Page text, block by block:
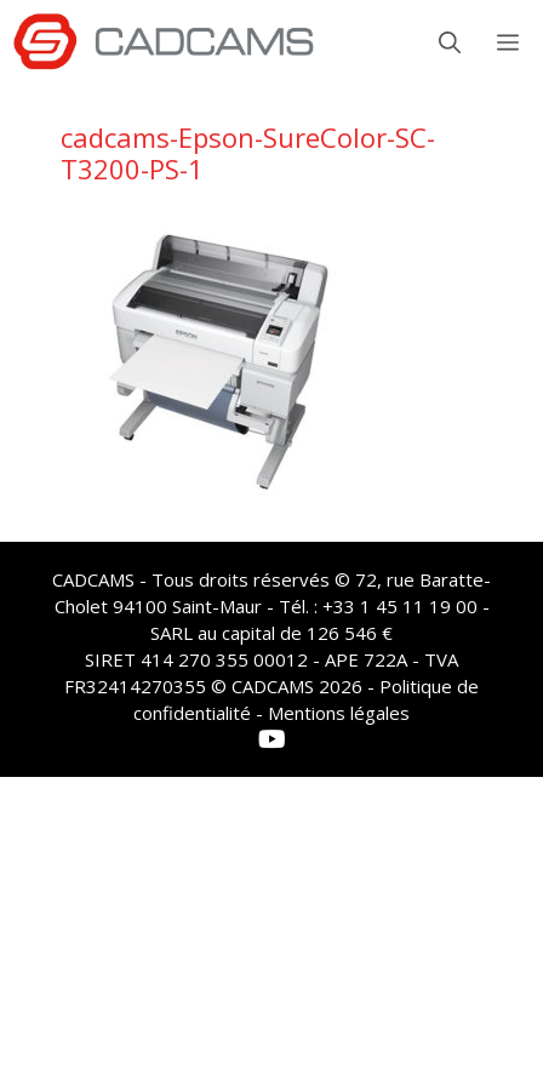
Aller
au
contenu
cadcams-Epson-SureColor-SC-
T3200-PS-1
CADCAMS - Tous droits réservés © 72, rue Baratte-
Cholet 94100 Saint-Maur - Tél. : +33 1 45 11 19 00 -
SARL au capital de 126 546 €
SIRET 414 270 355 00012 - APE 722A - TVA
FR32414270355 © CADCAMS 2026 - Politique de
confidentialité - Mentions légales